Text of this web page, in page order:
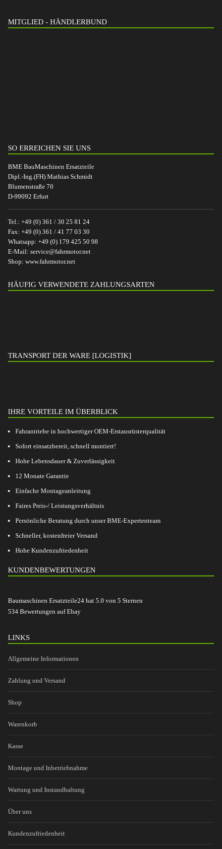
MITGLIED - HÄNDLERBUND
SO ERREICHEN SIE UNS
BME BauMaschinen Ersatzteile
Dipl.-Ing.(FH) Mathias Schmidt
Blumenstraße 70
D-99092 Erfurt
Tel.: +49 (0) 361 / 30 25 81 24
Fax: +49 (0) 361 / 41 77 03 30
Whatsapp: +49 (0) 179 425 50 98
E-Mail: service@fahrmotor.net
Shop: www.fahrmotor.net
HÄUFIG VERWENDETE ZAHLUNGSARTEN
TRANSPORT DER WARE [LOGISTIK]
IHRE VORTEILE IM ÜBERBLICK
Fahrantriebe in hochwertiger OEM-Erstausrüsterqualität
Sofort einsatzbereit, schnell montiert!
Hohe Lebensdauer & Zuverlässigkeit
12 Monate Garantie
Einfache Montageanleitung
Faires Preis-/ Leistungsverhältnis
Persönliche Beratung durch unser BME-Expertenteam
Schneller, kostenfreier Versand
Hohe Kundenzufriedenheit
KUNDENBEWERTUNGEN
Baumaschinen Ersatzteile24 hat 5.0 von 5 Sternen
534 Bewertungen auf Ebay
LINKS
Allgemeine Informationen
Zahlung und Versand
Shop
Warenkorb
Kasse
Montage und Inbetriebnahme
Wartung und Instandhaltung
Über uns
Kundenzufriedenheit